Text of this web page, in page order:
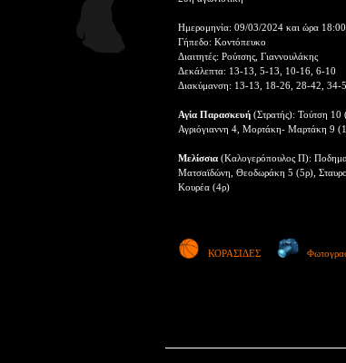
Ημερομηνία: 09/03/2024 και ώρα 18:00
Γήπεδο: Κοντόπευκο
Διαιτητές: Ρούτσης, Γιαννουλάκης
Δεκάλεπτα: 13-13, 5-13, 10-16, 6-10
Διακύμανση: 13-13, 18-26, 28-42, 34-
Αγία Παρασκευή (Στρατής): Τούτση
Αγριόγιαννη 4, Μορτάκη- Μαρτάκη 9
Μελίσσια (Καλογερόπουλος Π):
Ματσαϊδώνη, Θεοδωράκη 5 (5ρ),
Κουρέα (4ρ)
ΚΟΡΑΣΙΔΕΣ